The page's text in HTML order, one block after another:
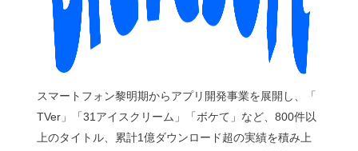
スマートフォン黎明期からアプリ開発事業を展開し、「
TVer」「31アイスクリーム」「ボケて」など、800件以
上のタイトル、累計1億ダウンロード超の実績を積み上